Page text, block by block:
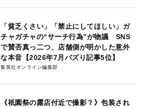
「貧乏くさい」「禁止にしてほしい」ガ
チャガチャの“サーチ行為”が物議 SNS
で賛否真っ二つ、店舗側が明かした意外
な本音【2026年7月バズり記事5位】
集英社オンライン編集部
《祇園祭の露店付近で撮影？》包装され